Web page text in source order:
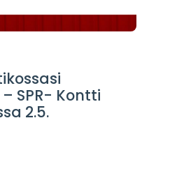
SPR- Kontti
2.5.